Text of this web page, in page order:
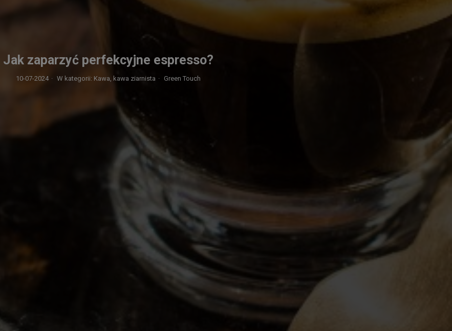
Jak zaparzyć perfekcyjne espresso?
10-07-2024 · W kategorii: Kawa, kawa ziarnista · Green Touch